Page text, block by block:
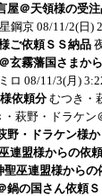
屋＠天領様の受
鋼京 08/11/2(日)
ご依頼ＳＳ納品
玄霧藩国さまか
ロ 08/11/3(月)
依頼分 むつき・
・萩野・ドラケン
野・ドラケン様
連盟様からの依頼
聖巫連盟様からの
鍋の国さん依頼